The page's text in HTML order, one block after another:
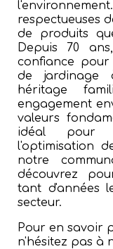
respectueuses
de produits
Depuis 70
confiance pour
de jardinage
héritage
engagement
valeurs
idéal pour
l'optimisation
notre
découvrez
tant d'années
secteur.
Pour en savoir
n'hésitez pas à